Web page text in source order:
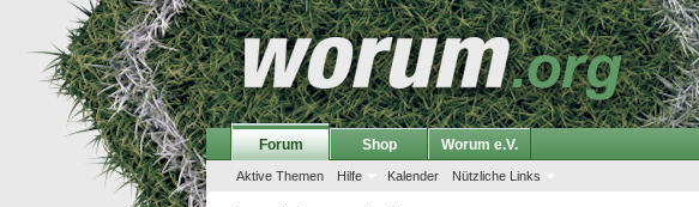
Forum
Aktive Themen Hilfe Kalender Nützliche Links
Shop Worum e.V.